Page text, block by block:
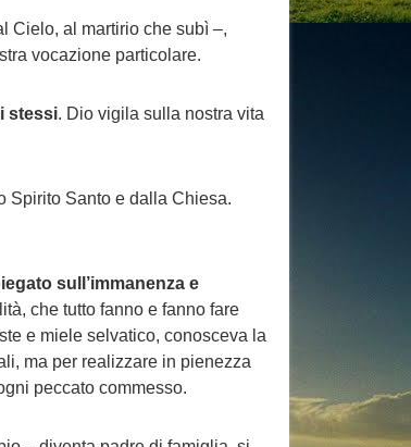
Cielo, al martirio che subì –,
vocazione particolare.
stessi. Dio vigila sulla nostra vita
Spirito Santo e dalla Chiesa.
sull’immanenza e
che tutto fanno e fanno fare
e miele selvatico, conosceva la
ma per realizzare in pienezza
peccato commesso.